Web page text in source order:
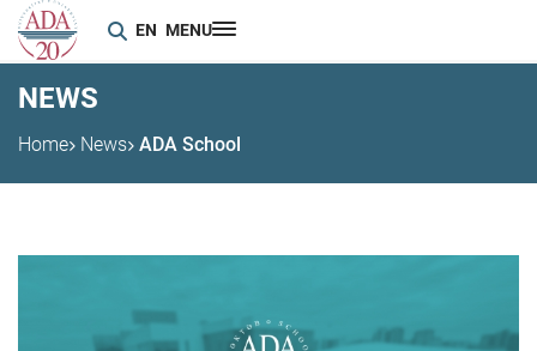
EN MENU
NEWS
Home News ADA School